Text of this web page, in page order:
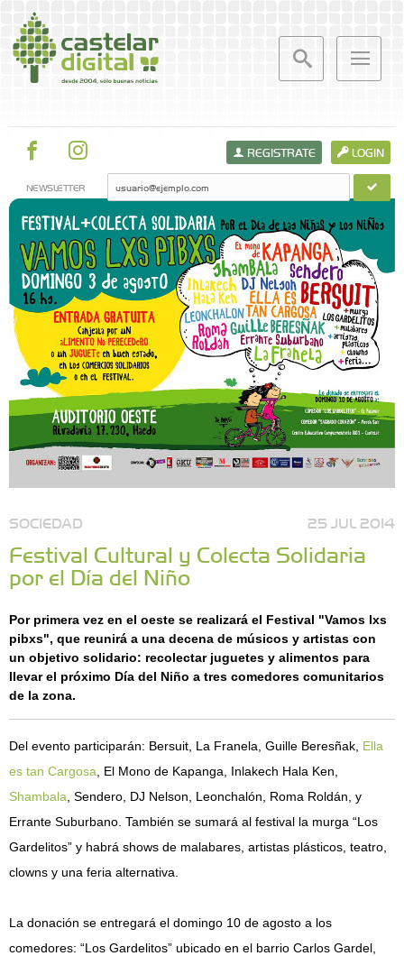
LOGIN
REGISTRATE
NEWSLETTER
SOCIEDAD 25 JUL 2014
Festival Cultural y Colecta Solidaria
por el Día del Niño
Por primera vez en el oeste se realizará el Festival "Vamos lxs
pibxs", que reunirá a una decena de músicos y artistas con
un objetivo solidario: recolectar juguetes y alimentos para
llevar el próximo Día del Niño a tres comedores comunitarios
de la zona.
Del evento participarán: Bersuit, La Franela, Guille Beresñak, Ella
es tan Cargosa , El Mono de Kapanga, Inlakech Hala Ken,
Shambala , Sendero, DJ Nelson, Leonchalón, Roma Roldán, y
Errante Suburbano. También se sumará al festival la murga “Los
Gardelitos” y habrá shows de malabares, artistas plásticos, teatro,
clowns y una feria alternativa.
La donación se entregará el domingo 10 de agosto a los
comedores: “Los Gardelitos” ubicado en el barrio Carlos Gardel,